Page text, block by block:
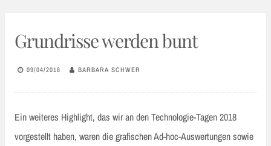
Grundrisse werden bunt
09/04/2018 BARBARA SCHWER
Ein weiteres Highlight, das wir an den Technologie-Tagen 2018
vorgestellt haben, waren die grafischen Ad-hoc-Auswertungen sowie